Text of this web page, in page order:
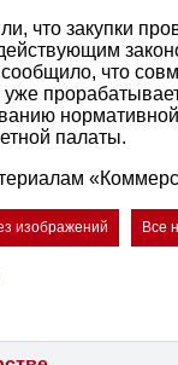
что закупки
что
палаты.
изображений Все